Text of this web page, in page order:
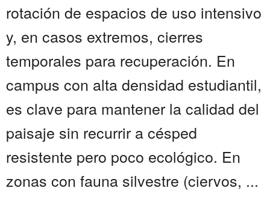
rotación de espacios de uso intensivo
y, en casos extremos, cierres
temporales para recuperación. En
campus con alta densidad estudiantil,
es clave para mantener la calidad del
paisaje sin recurrir a césped
resistente pero poco ecológico. En
zonas con fauna silvestre (ciervos, ...